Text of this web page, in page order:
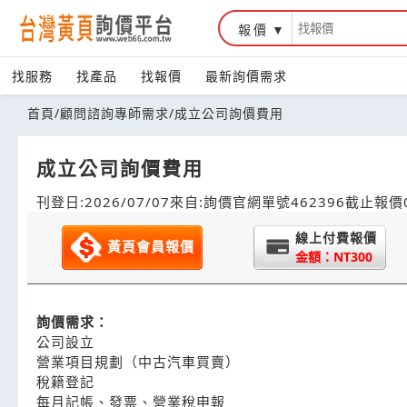
報價
找服務 找產品 找報價 最新詢價需求
首頁/顧問諮詢專師需求/成立公司詢價費用
成立公司詢價費用
刊登日:2026/07/07來自:詢價官網單號462396截止報
黃頁會員報價
線上付費報價
金額：NT300
詢價需求：
公司設立
營業項目規劃（中古汽車買賣）
稅籍登記
每月記帳、發票、營業稅申報